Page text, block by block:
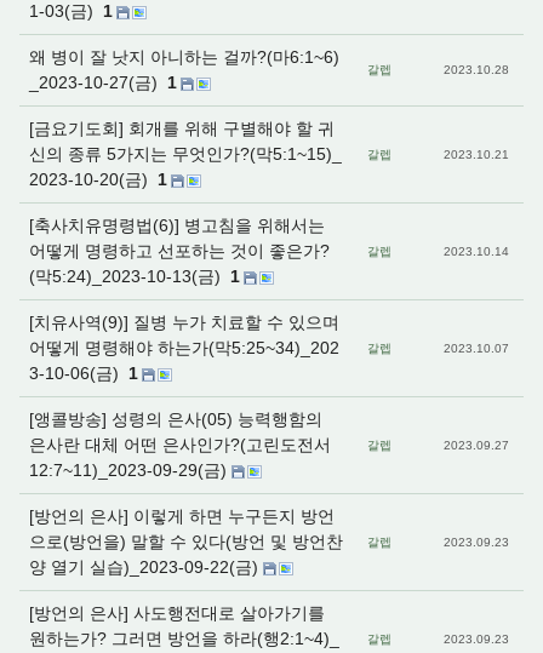
1-03(금)
1
왜 병이 잘 낫지 아니하는 걸까?(마6:1~6)
_2023-10-27(금)
1
갈렙 2023.10.28
[금요기도회] 회개를 위해 구별해야 할 귀
신의 종류 5가지는 무엇인가?(막5:1~15)_
2023-10-20(금)
1
갈렙 2023.10.21
[축사치유명령법(6)] 병고침을 위해서는
어떻게 명령하고 선포하는 것이 좋은가?
(막5:24)_2023-10-13(금)
1
갈렙 2023.10.14
[치유사역(9)] 질병 누가 치료할 수 있으며
어떻게 명령해야 하는가(막5:25~34)_202
3-10-06(금)
1
갈렙 2023.10.07
[앵콜방송] 성령의 은사(05) 능력행함의
은사란 대체 어떤 은사인가?(고린도전서
12:7~11)_2023-09-29(금)
갈렙 2023.09.27
[방언의 은사] 이렇게 하면 누구든지 방언
으로(방언을) 말할 수 있다(방언 및 방언찬
양 열기 실습)_2023-09-22(금)
갈렙 2023.09.23
[방언의 은사] 사도행전대로 살아가기를
원하는가? 그러면 방언을 하라(행2:1~4)_
갈렙 2023.09.23